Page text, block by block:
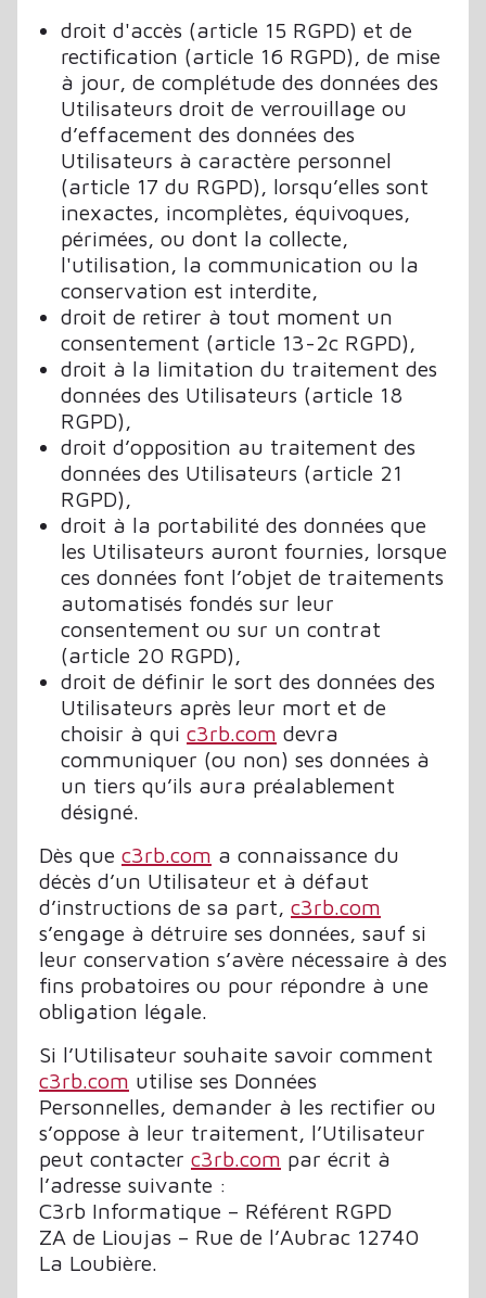
droit d'accès (article 15 RGPD) et de
rectification (article 16 RGPD), de mise
à jour, de complétude des données des
Utilisateurs droit de verrouillage ou
d’effacement des données des
Utilisateurs à caractère personnel
(article 17 du RGPD), lorsqu’elles sont
inexactes, incomplètes, équivoques,
périmées, ou dont la collecte,
l'utilisation, la communication ou la
conservation est interdite,
droit de retirer à tout moment un
consentement (article 13-2c RGPD),
droit à la limitation du traitement des
données des Utilisateurs (article 18
RGPD),
droit d’opposition au traitement des
données des Utilisateurs (article 21
RGPD),
droit à la portabilité des données que
les Utilisateurs auront fournies, lorsque
ces données font l’objet de traitements
automatisés fondés sur leur
consentement ou sur un contrat
(article 20 RGPD),
droit de définir le sort des données des
Utilisateurs après leur mort et de
choisir à qui c3rb.com devra
communiquer (ou non) ses données à
un tiers qu’ils aura préalablement
désigné.
Dès que c3rb.com a connaissance du
décès d’un Utilisateur et à défaut
d’instructions de sa part, c3rb.com
s’engage à détruire ses données, sauf si
leur conservation s’avère nécessaire à des
fins probatoires ou pour répondre à une
obligation légale.
Si l’Utilisateur souhaite savoir comment
c3rb.com utilise ses Données
Personnelles, demander à les rectifier ou
s’oppose à leur traitement, l’Utilisateur
peut contacter c3rb.com par écrit à
l’adresse suivante :
C3rb Informatique – Référent RGPD
ZA de Lioujas – Rue de l’Aubrac 12740
La Loubière.